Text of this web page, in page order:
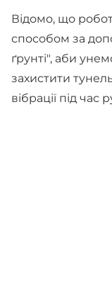
Відомо, що
способом за
ґрунті", аби
захистити
вібрації під час